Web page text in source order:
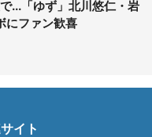
...「ゆず」北川悠仁・岩
にファン歓喜
イト